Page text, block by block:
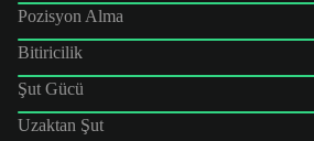
Pozisyon Alma
Bitiricilik
Şut Gücü
Uzaktan Şut